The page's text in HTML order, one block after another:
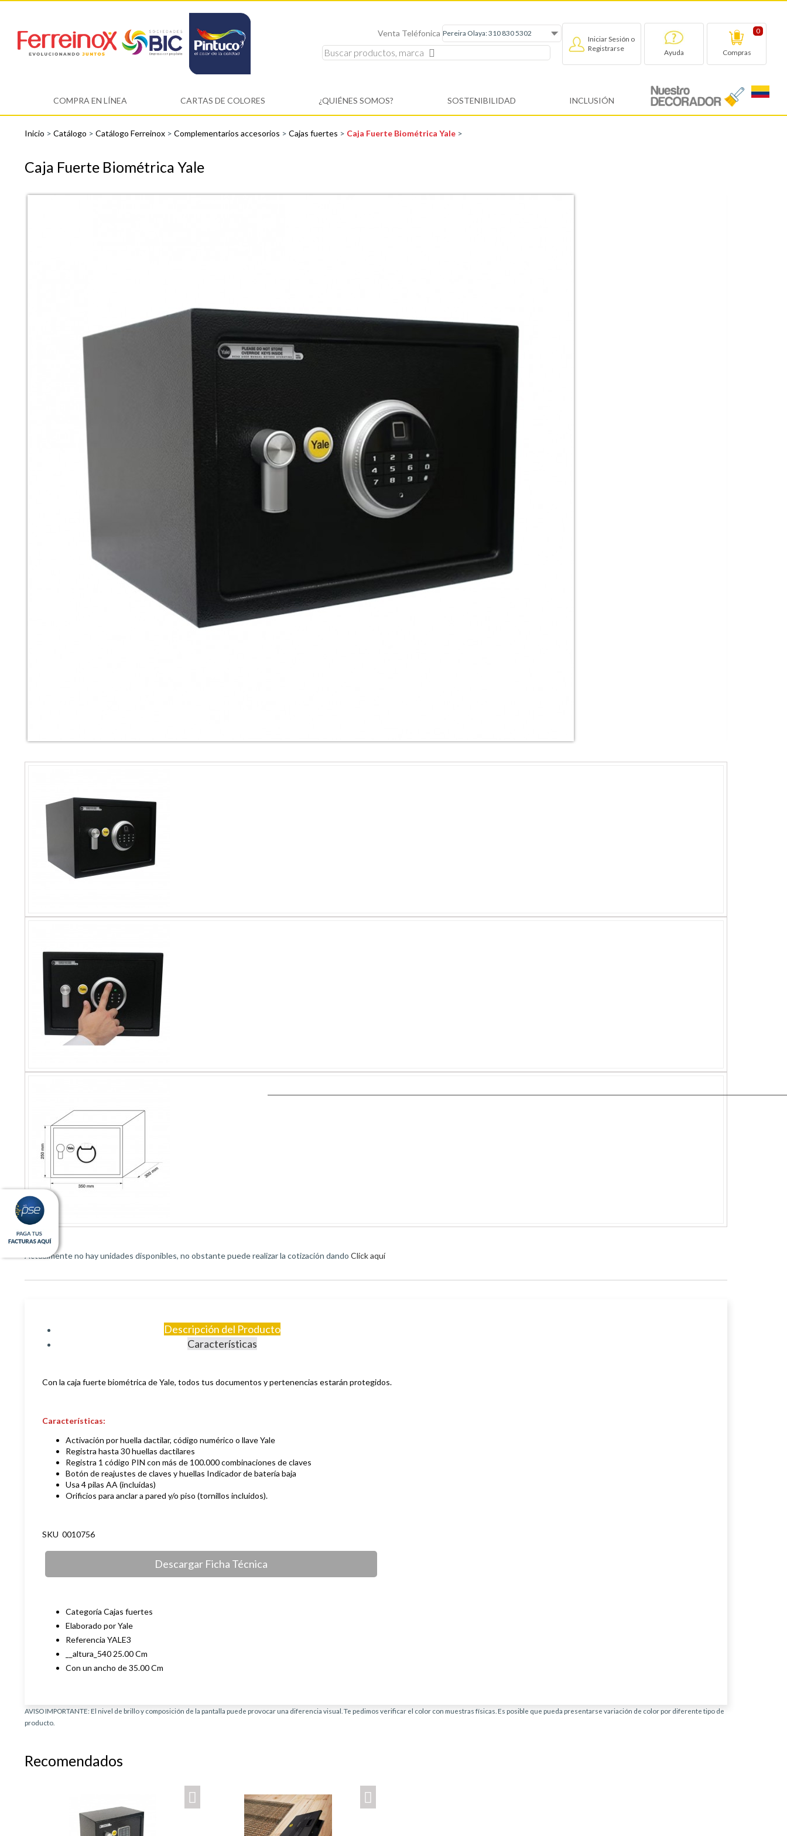
Venta Teléfonica
Iniciar Sesión o
Registrarse
Ayuda
0
Compras
COMPRA EN LÍNEA CARTAS DE COLORES ¿QUIÉNES SOMOS? SOSTENIBILIDAD INCLUSIÓN
Inicio > Catálogo > Catálogo Ferreinox > Complementarios accesorios > Cajas fuertes > Caja Fuerte Biométrica Yale >
Caja Fuerte Biométrica Yale
Actualmente no hay unidades disponibles, no obstante puede realizar la cotización dando Click aquí
Descripción del Producto
Características
Con la caja fuerte biométrica de Yale, todos tus documentos y pertenencias estarán protegidos.
Características:
Activación por huella dactilar, código numérico o llave Yale
Registra hasta 30 huellas dactilares
Registra 1 código PIN con más de 100.000 combinaciones de claves
Botón de reajustes de claves y huellas Indicador de batería baja
Usa 4 pilas AA (incluidas)
Orificios para anclar a pared y/o piso (tornillos incluidos).
SKU 0010756
Descargar Ficha Técnica
Categoría Cajas fuertes
Elaborado por Yale
Referencia YALE3
__altura_540 25.00 Cm
Con un ancho de 35.00 Cm
AVISO IMPORTANTE: El nivel de brillo y composición de la pantalla puede provocar una diferencia visual. Te pedimos verificar el color con muestras físicas. Es posible que pueda presentarse variación de color por diferente tipo de
producto.
Recomendados